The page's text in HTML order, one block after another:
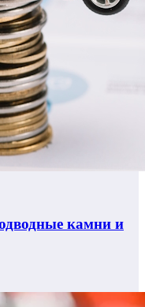
камни и